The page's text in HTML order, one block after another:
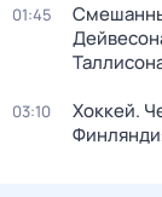
01:45
03:10
Хоккей.